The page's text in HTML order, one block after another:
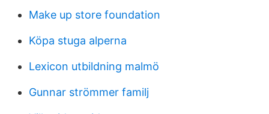
Make up store foundation
Köpa stuga alperna
Lexicon utbildning malmö
Gunnar strömmer familj